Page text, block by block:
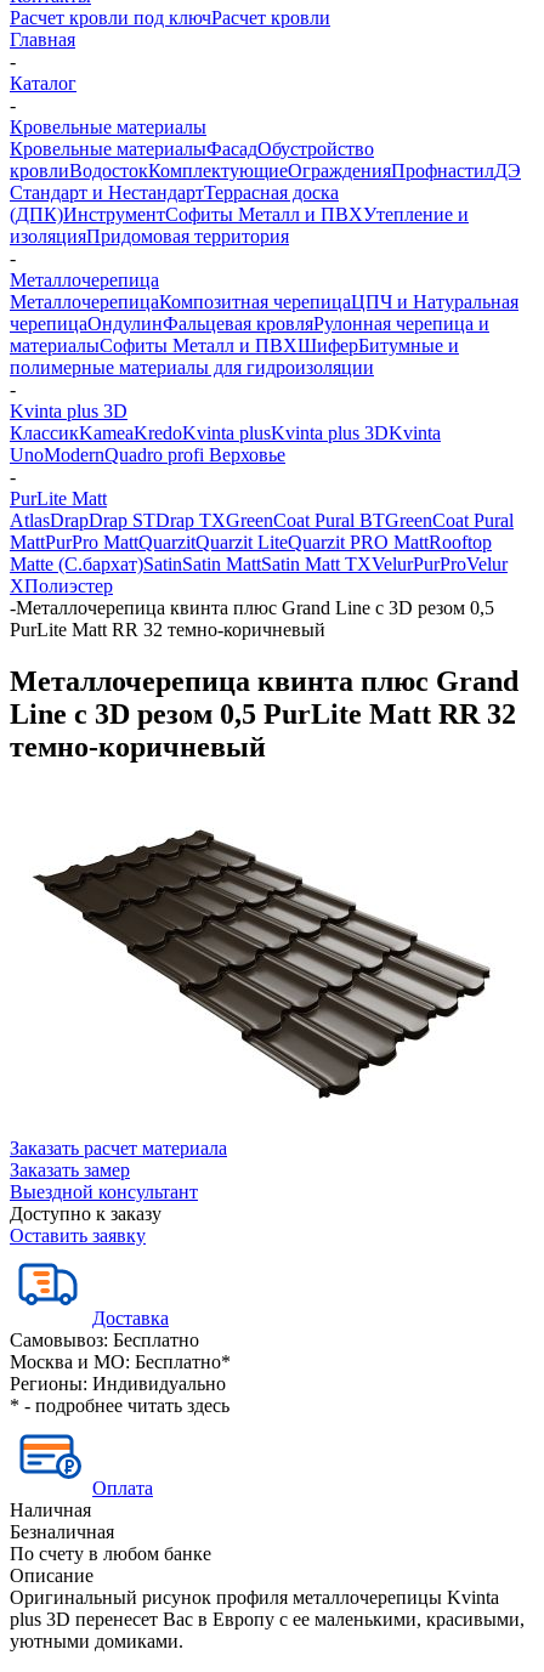
Расчет кровли под ключРасчет кровли
Главная
-
Каталог
-
Кровельные материалы
Кровельные материалыФасадОбустройство
кровлиВодостокКомплектующиеОгражденияПрофнастилДЭ
Стандарт и НестандартТеррасная доска
(ДПК)ИнструментСофиты Металл и ПВХУтепление и
изоляцияПридомовая территория
-
Металлочерепица
МеталлочерепицаКомпозитная черепицаЦПЧ и Натуральная
черепицаОндулинФальцевая кровляРулонная черепица и
материалыСофиты Металл и ПВХШиферБитумные и
полимерные материалы для гидроизоляции
-
Kvinta plus 3D
КлассикKameaKredoKvinta plusKvinta plus 3DKvinta
UnoModernQuadro profi Верховье
-
PurLite Мatt
AtlasDrapDrap STDrap TXGreenСoat Pural BTGreenСoat Pural
MattPurPro MattQuarzitQuarzit LiteQuarzit PRO MattRooftop
Matte (С.бархат)SatinSatin MattSatin Matt TXVelurPurProVelur
XПолиэстер
-Металлочерепица квинта плюс Grand Line c 3D резом 0,5
PurLite Matt RR 32 темно-коричневый
Металлочерепица квинта плюс Grand
Line c 3D резом 0,5 PurLite Matt RR 32
темно-коричневый
Заказать расчет материала
Заказать замер
Выездной консультант
Доступно к заказу
Оставить заявку
Доставка
Самовывоз: Бесплатно
Москва и МО: Бесплатно*
Регионы: Индивидуально
* - подробнее читать здесь
Оплата
Наличная
Безналичная
По счету в любом банке
Описание
Оригинальный рисунок профиля металлочерепицы Kvinta
plus 3D перенесет Вас в Европу с ее маленькими, красивыми,
уютными домиками.